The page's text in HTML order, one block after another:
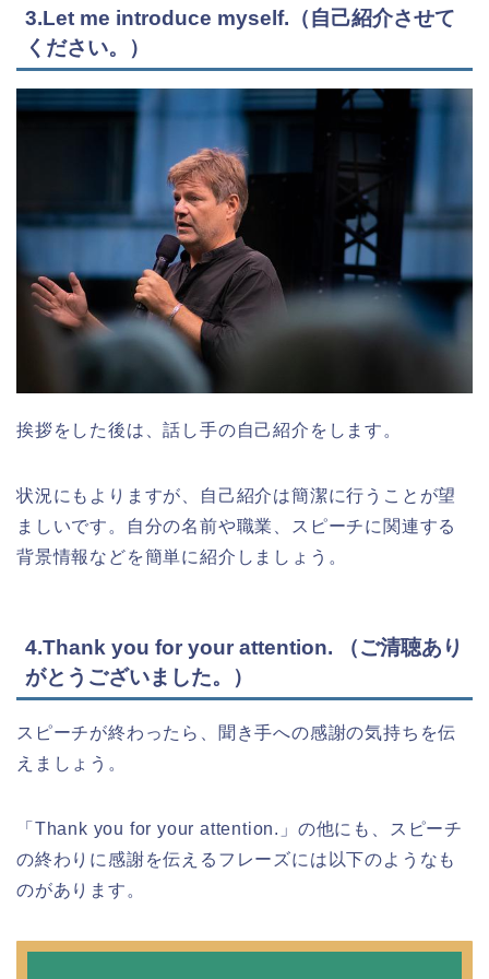
3.Let me introduce myself.（自己紹介させて
ください。）
挨拶をした後は、話し手の自己紹介をします。
状況にもよりますが、自己紹介は簡潔に行うことが望
ましいです。自分の名前や職業、スピーチに関連する
背景情報などを簡単に紹介しましょう。
4.Thank you for your attention. （ご清聴あり
がとうございました。）
スピーチが終わったら、聞き手への感謝の気持ちを伝
えましょう。
「Thank you for your attention.」の他にも、スピーチ
の終わりに感謝を伝えるフレーズには以下のようなも
のがあります。